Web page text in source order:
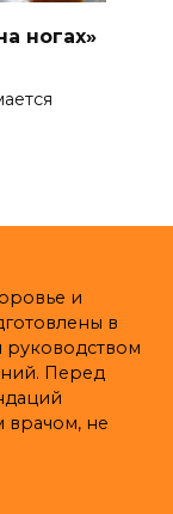
ногах»
и
в
руководством
Перед
врачом, не